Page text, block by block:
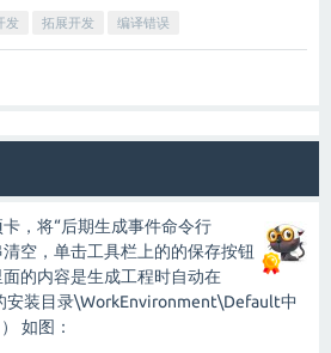
发 拓展开发 编译错误
，将“后期生成事件命令行
清空，单击工具栏上的的保存按钮
的内容是生成工程时自动在
安装目录\WorkEnvironment\Default中
如图：